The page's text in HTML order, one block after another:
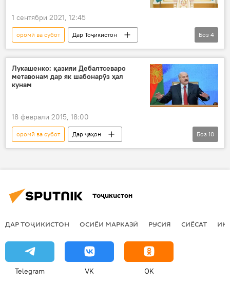
1 сентябри 2021, 12:45
оромӣ ва субот
Дар Тоҷикистон
Эмомалӣ Раҳмон
Душанбе
Маориф
дарс
Боз 4
Лукашенко: қазияи Дебалтсеваро
метавонам дар як шабонарӯз ҳал
кунам
18 феврали 2015, 18:00
оромӣ ва субот
Дар ҷаҳон
Ҳамаи хабарҳо
Амният ва мудофиа
ҶМД
пешниҳоди Лукашенко
Боз 10
Тоҷикистон
ДАР ТОҶИКИСТОН ОСИЁИ МАРКАЗӢ РУСИЯ СИЁСАТ
Telegram VK OK